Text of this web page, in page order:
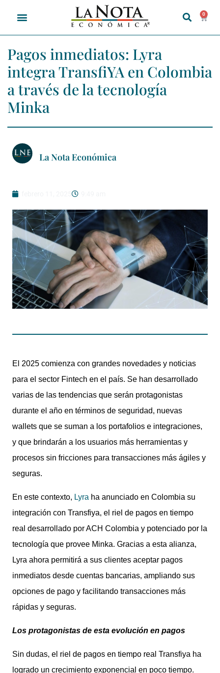
0
Pagos inmediatos: Lyra
integra TransfiYA en Colombia
a través de la tecnología
Minka
La Nota Económica
El 2025 comienza con grandes novedades y noticias
para el sector Fintech en el país. Se han desarrollado
varias de las tendencias que serán protagonistas
durante el año en términos de seguridad, nuevas
wallets que se suman a los portafolios e integraciones,
y que brindarán a los usuarios más herramientas y
procesos sin fricciones para transacciones más ágiles y
seguras.
En este contexto, Lyra ha anunciado en Colombia su
integración con Transfiya, el riel de pagos en tiempo
real desarrollado por ACH Colombia y potenciado por la
tecnología que provee Minka. Gracias a esta alianza,
Lyra ahora permitirá a sus clientes aceptar pagos
inmediatos desde cuentas bancarias, ampliando sus
opciones de pago y facilitando transacciones más
rápidas y seguras.
Los protagonistas de esta evolución en pagos
Sin dudas, el riel de pagos en tiempo real Transfiya ha
logrado un crecimiento exponencial en poco tiempo.